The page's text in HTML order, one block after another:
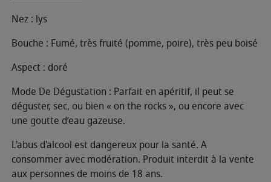
Nez : lys
Bouche : Fumé, très fruité (pomme, poire), très peu boisé
Aspect : doré
Mode De Dégustation : Parfait en apéritif, il peut se
déguster, sec, ou bien « on the rocks », ou encore avec
une goutte d’eau gazeuse.
L'abus d'alcool est dangereux pour la santé. A
consommer avec modération. Produit interdit à la vente
aux personnes de moins de 18 ans.